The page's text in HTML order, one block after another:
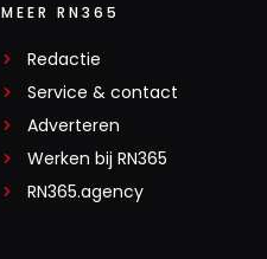
MEER RN365
Redactie
Service & contact
Adverteren
Werken bij RN365
RN365.agency